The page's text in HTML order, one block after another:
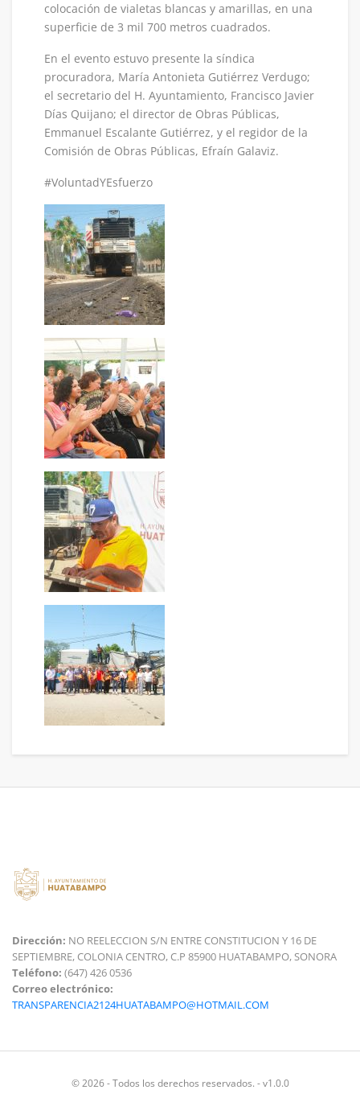
colocación de vialetas blancas y amarillas, en una
superficie de 3 mil 700 metros cuadrados.
En el evento estuvo presente la síndica
procuradora, María Antonieta Gutiérrez Verdugo;
el secretario del H. Ayuntamiento, Francisco Javier
Días Quijano; el director de Obras Públicas,
Emmanuel Escalante Gutiérrez, y el regidor de la
Comisión de Obras Públicas, Efraín Galaviz.
#VoluntadYEsfuerzo
Dirección: NO REELECCION S/N ENTRE CONSTITUCION Y 16 DE
SEPTIEMBRE, COLONIA CENTRO, C.P 85900 HUATABAMPO, SONORA
Teléfono: (647) 426 0536
Correo electrónico:
TRANSPARENCIA2124HUATABAMPO@HOTMAIL.COM
© 2026 - Todos los derechos reservados. - v1.0.0